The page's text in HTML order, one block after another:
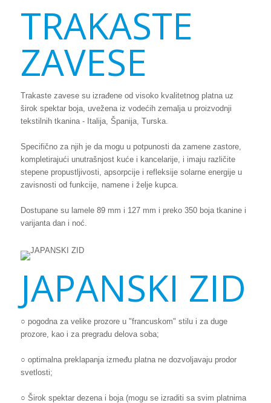
TRAKASTE
ZAVESE
Trakaste zavese su izrađene od visoko kvalitetnog platna uz
širok spektar boja, uvežena iz vodećih zemalja u proizvodnji
tekstilnih tkanina - Italija, Španija, Turska.
Specifično za njih je da mogu u potpunosti da zamene zastore,
kompletirajući unutrašnjost kuće i kancelarije, i imaju različite
stepene propustljivosti, apsorpcije i refleksije solarne energije u
zavisnosti od funkcije, namene i želje kupca.
Dostupane su lamele 89 mm i 127 mm i preko 350 boja tkanine i
varijanta dan i noć.
JAPANSKI ZID
○ pogodna za velike prozore u "francuskom" stilu i za duge
prozore, kao i za pregradu delova soba;
○ optimalna preklapanja između platna ne dozvoljavaju prodor
svetlosti;
○ Širok spektar dezena i boja (mogu se izraditi sa svim platnima